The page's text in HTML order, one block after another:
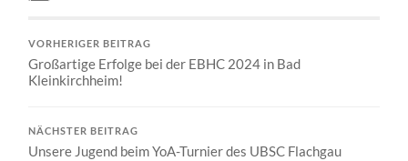
VORHERIGER BEITRAG
Großartige Erfolge bei der EBHC 2024 in Bad
Kleinkirchheim!
NÄCHSTER BEITRAG
Unsere Jugend beim YoA-Turnier des UBSC Flachgau